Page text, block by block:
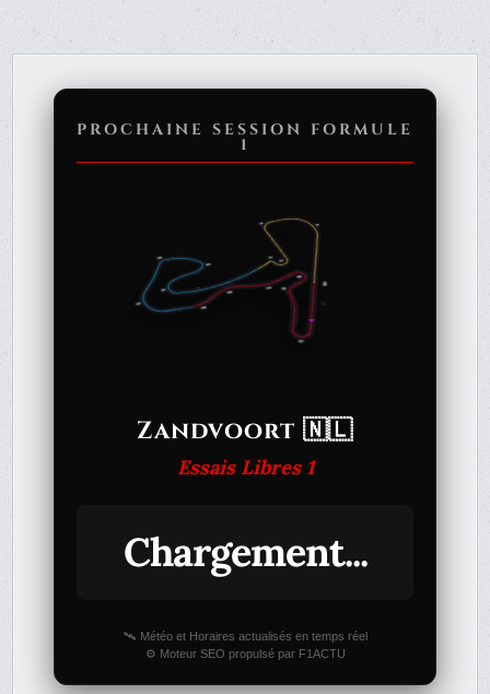
PROCHAINE SESSION FORMULE
1
Zandvoort 🇳🇱
Essais Libres 1
Chargement...
🛰️ Météo et Horaires actualisés en temps réel
⚙️ Moteur SEO propulsé par F1ACTU